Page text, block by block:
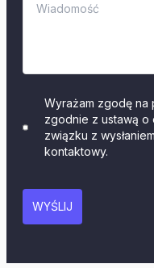
Wyrażam zgodę
zgodnie z ustawą
związku z
kontaktowy.
WYŚLIJ